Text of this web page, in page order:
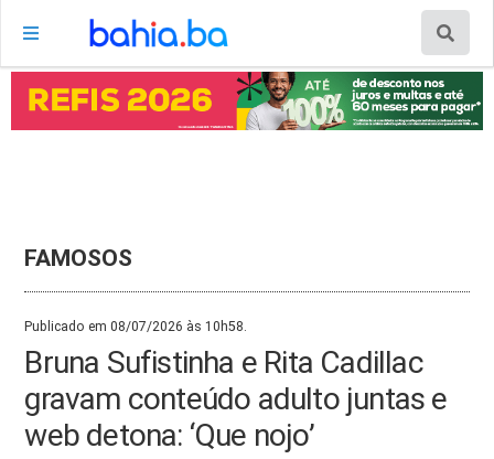
FAMOSOS
Publicado em 08/07/2026 às 10h58.
Bruna Sufistinha e Rita Cadillac
gravam conteúdo adulto juntas e
web detona: ‘Que nojo’